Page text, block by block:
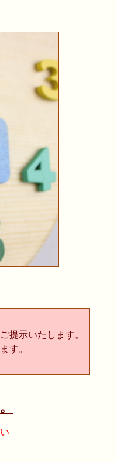
提示いたします。
す。